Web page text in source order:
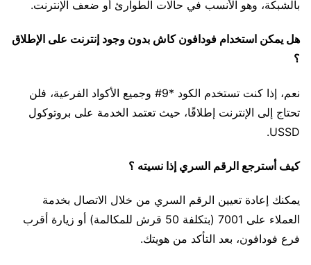
بالشبكة، وهو الأنسب في حالات الطوارئ أو ضعف الإنترنت.
هل يمكن استخدام فودافون كاش بدون وجود إنترنت على الإطلاق
؟
نعم، إذا كنت تستخدم الكود *9# وجميع الأكواد الفرعية، فلن
تحتاج إلى الإنترنت إطلاقًا، حيث تعتمد الخدمة على بروتوكول
USSD.
كيف أسترجع الرقم السري إذا نسيته ؟
يمكنك إعادة تعيين الرقم السري من خلال الاتصال بخدمة
العملاء على 7001 (بتكلفة 50 قرش للمكالمة) أو زيارة أقرب
فرع فودافون، بعد التأكد من هويتك.